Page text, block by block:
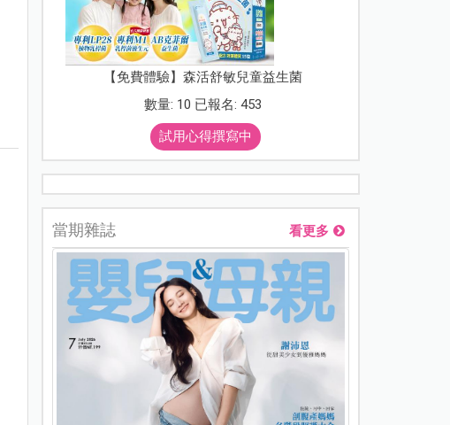
【免費體驗】森活舒敏兒童益生菌
數量: 10 已報名: 453
試用心得撰寫中
當期雜誌 看更多